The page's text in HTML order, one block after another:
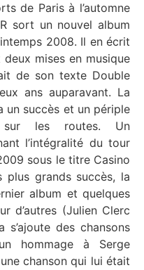
de Paris à l’automne
sort un nouvel album
2008. Il en écrit
mises en musique
de son texte Double
ans auparavant. La
un succès et un périple
les routes. Un
l’intégralité du tour
sous le titre Casino
grands succès, la
album et quelques
d’autres (Julien Clerc
des chansons
hommage à Serge
chanson qui lui était